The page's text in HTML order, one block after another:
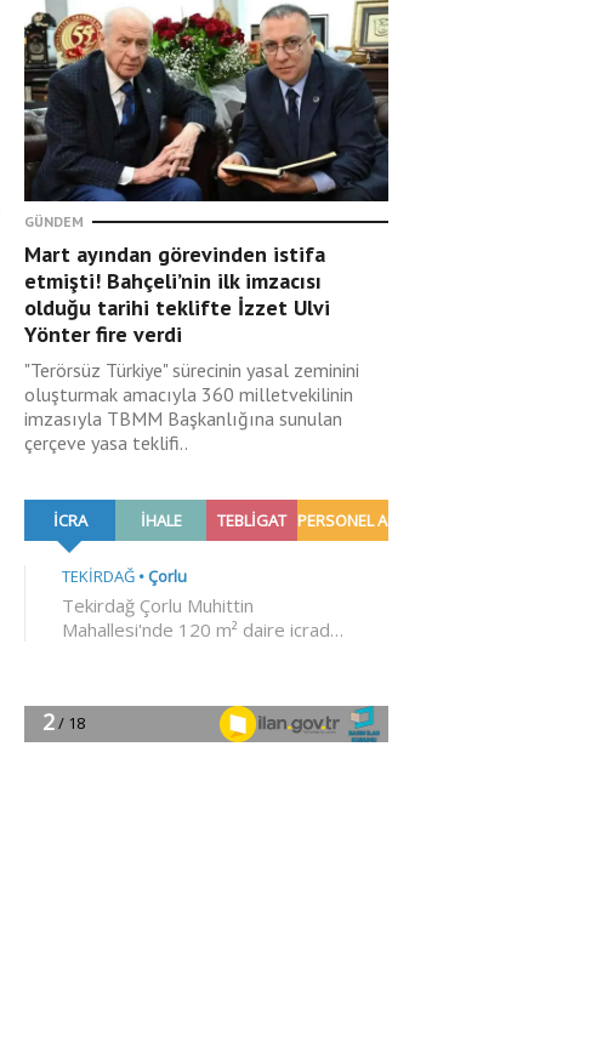
GÜNDEM
Mart ayından görevinden istifa
etmişti! Bahçeli’nin ilk imzacısı
olduğu tarihi teklifte İzzet Ulvi
Yönter fire verdi
"Terörsüz Türkiye" sürecinin yasal zeminini
oluşturmak amacıyla 360 milletvekilinin
imzasıyla TBMM Başkanlığına sunulan
çerçeve yasa teklifi..